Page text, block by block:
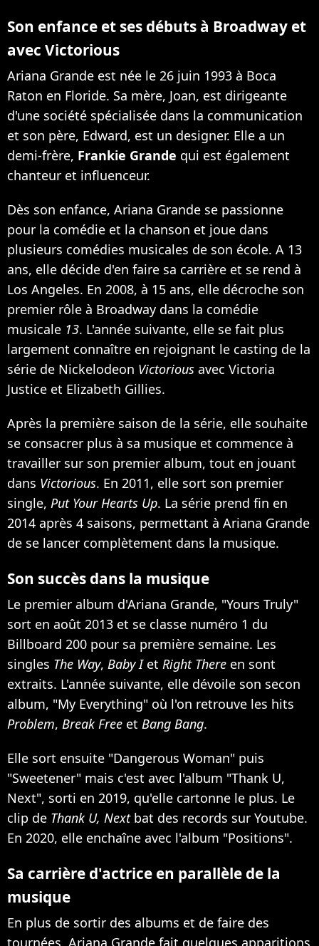
Son enfance et ses débuts à Broadway et
avec Victorious
Ariana Grande est née le 26 juin 1993 à Boca
Raton en Floride. Sa mère, Joan, est dirigeante
d'une société spécialisée dans la communication
et son père, Edward, est un designer. Elle a un
demi-frère, Frankie Grande qui est également
chanteur et influenceur.
Dès son enfance, Ariana Grande se passionne
pour la comédie et la chanson et joue dans
plusieurs comédies musicales de son école. A 13
ans, elle décide d'en faire sa carrière et se rend à
Los Angeles. En 2008, à 15 ans, elle décroche son
premier rôle à Broadway dans la comédie
musicale 13. L'année suivante, elle se fait plus
largement connaître en rejoignant le casting de la
série de Nickelodeon Victorious avec Victoria
Justice et Elizabeth Gillies.
Après la première saison de la série, elle souhaite
se consacrer plus à sa musique et commence à
travailler sur son premier album, tout en jouant
dans Victorious. En 2011, elle sort son premier
single, Put Your Hearts Up. La série prend fin en
2014 après 4 saisons, permettant à Ariana Grande
de se lancer complètement dans la musique.
Son succès dans la musique
Le premier album d'Ariana Grande, "Yours Truly"
sort en août 2013 et se classe numéro 1 du
Billboard 200 pour sa première semaine. Les
singles The Way, Baby Iet Right There en sont
extraits. L'année suivante, elle dévoile son secon
album, "My Everything" où l'on retrouve les hits
Problem, Break Free et Bang Bang.
Elle sort ensuite "Dangerous Woman" puis
"Sweetener" mais c'est avec l'album "Thank U,
Next", sorti en 2019, qu'elle cartonne le plus. Le
clip de Thank U, Nextbat des records sur Youtube.
En 2020, elle enchaîne avec l'album "Positions".
Sa carrière d'actrice en parallèle de la
musique
En plus de sortir des albums et de faire des
tournées, Ariana Grande fait quelques apparitions